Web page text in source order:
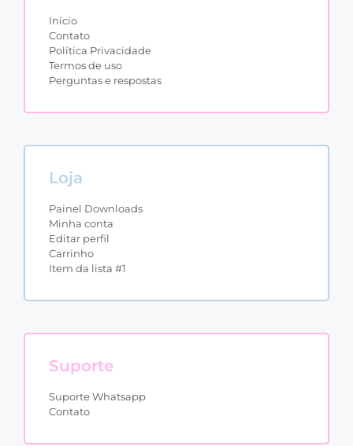
Início
Contato
Política Privacidade
Termos de uso
Perguntas e respostas
Loja
Painel Downloads
Minha conta
Editar perfil
Carrinho
Item da lista #1
Suporte
Suporte Whatsapp
Contato